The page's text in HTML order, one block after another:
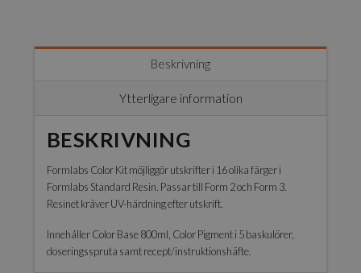
Beskrivning
Ytterligare information
BESKRIVNING
Formlabs Color Kit möjliggör utskrifter i 16 olika färger i
Formlabs Standard Resin. Passar till Form 2 och Form 3.
Resinet kräver UV-härdning efter utskrift.
Innehåller Color Base 800ml, Color Pigment i 5 baskulörer,
doseringsspruta samt recept/instruktionshäfte.